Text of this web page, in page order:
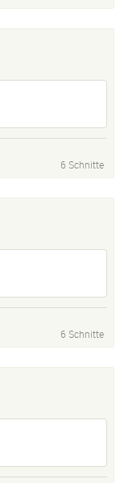
6 Schnitte
6 Schnitte